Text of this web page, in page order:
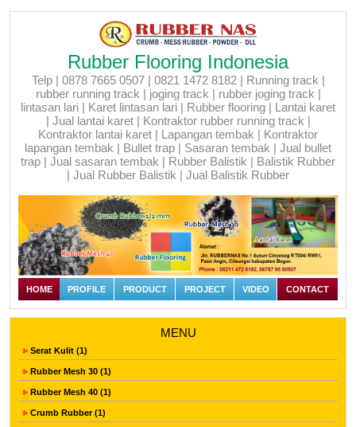
Rubber Flooring Indonesia
Telp | 0878 7665 0507 | 0821 1472 8182 | Running track |
rubber running track | joging track | rubber joging track |
lintasan lari | Karet lintasan lari | Rubber flooring | Lantai karet
| Jual lantai karet | Kontraktor rubber running track |
Kontraktor lantai karet | Lapangan tembak | Kontraktor
lapangan tembak | Bullet trap | Sasaran tembak | Jual bullet
trap | Jual sasaran tembak | Rubber Balistik | Balistik Rubber
| Jual Rubber Balistik | Jual Balistik Rubber
HOME PROFILE PRODUCT PROJECT VIDEO CONTACT
MENU
Serat Kulit (1)
Rubber Mesh 30 (1)
Rubber Mesh 40 (1)
Crumb Rubber (1)